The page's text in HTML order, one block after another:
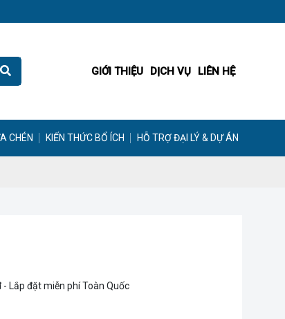
GIỚI THIỆU DỊCH VỤ LIÊN HỆ
CHÉN KIẾN THỨC BỔ ÍCH HỖ TRỢ ĐẠI LÝ & DỰ ÁN
Lắp đặt miễn phí Toàn Quốc